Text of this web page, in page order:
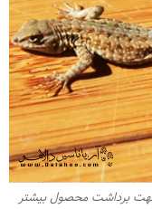
برداشت محصول بیشتر